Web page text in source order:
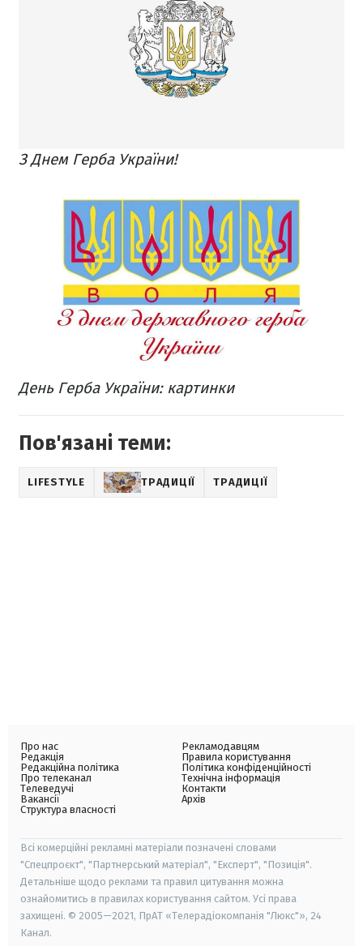
З Днем Герба України!
День Герба України: картинки
Пов'язані теми:
LIFESTYLE ТРАДИЦІЇ ТРАДИЦІЇ
Про нас
Редакція
Редакційна політика
Про телеканал
Телеведучі
Вакансії
Структура власності
Рекламодавцям
Правила користування
Політика конфіденційності
Технічна інформація
Контакти
Архів
Всі комерційні рекламні матеріали позначені словами
"Спецпроєкт", "Партнерський матеріал", "Експерт", "Позиція".
Детальніше щодо реклами та правил цитування можна
ознайомитись в правилах користування сайтом. Усі права
захищені. © 2005—2021, ПрАТ «Телерадіокомпанія "Люкс"», 24
Канал.